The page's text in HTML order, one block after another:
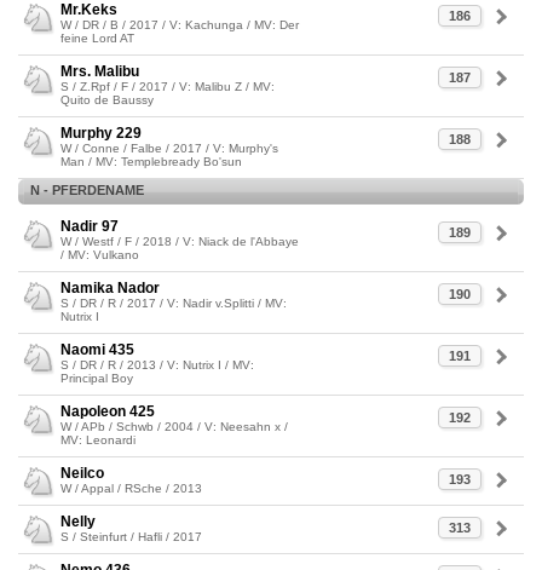
186
Mr.Keks
W / DR / B / 2017 / V: Kachunga / MV: Der
feine Lord AT
187
Mrs. Malibu
S / Z.Rpf / F / 2017 / V: Malibu Z / MV:
Quito de Baussy
188
Murphy 229
W / Conne / Falbe / 2017 / V: Murphy's
Man / MV: Templebready Bo'sun
N - PFERDENAME
189
Nadir 97
W / Westf / F / 2018 / V: Niack de l'Abbaye
/ MV: Vulkano
190
Namika Nador
S / DR / R / 2017 / V: Nadir v.Splitti / MV:
Nutrix I
191
Naomi 435
S / DR / R / 2013 / V: Nutrix I / MV:
Principal Boy
192
Napoleon 425
W / APb / Schwb / 2004 / V: Neesahn x /
MV: Leonardi
193
Neilco
W / Appal / RSche / 2013
313
Nelly
S / Steinfurt / Hafli / 2017